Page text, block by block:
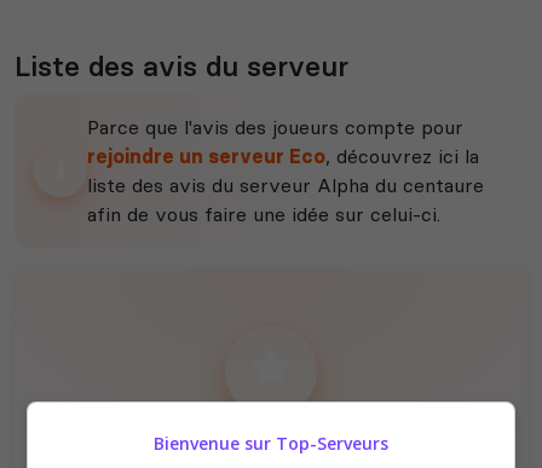
Liste des avis du serveur
Parce que l'avis des joueurs compte pour
rejoindre un serveur Eco, découvrez ici la
liste des avis du serveur Alpha du centaure
afin de vous faire une idée sur celui-ci.
Il n'y a pas encore d'avis sur ce serveur.
Bienvenue sur Top-Serveurs